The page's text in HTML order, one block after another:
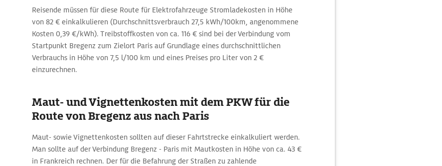
Reisende müssen für diese Route für Elektrofahrzeuge Stromladekosten in Höhe
von 82 € einkalkulieren (Durchschnittsverbrauch 27,5 kWh/100km, angenommene
Kosten 0,39 €/kWh). Treibstoffkosten von ca. 116 € sind bei der Verbindung vom
Startpunkt Bregenz zum Zielort Paris auf Grundlage eines durchschnittlichen
Verbrauchs in Höhe von 7,5 l/100 km und eines Preises pro Liter von 2 €
einzurechnen.
Maut- und Vignettenkosten mit dem PKW für die
Route von Bregenz aus nach Paris
Maut- sowie Vignettenkosten sollten auf dieser Fahrtstrecke einkalkuliert werden.
Man sollte auf der Verbindung Bregenz - Paris mit Mautkosten in Höhe von ca. 43 €
in Frankreich rechnen. Der für die Befahrung der Straßen zu zahlende